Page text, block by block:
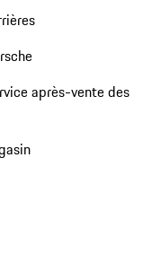
après-vente des